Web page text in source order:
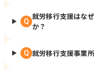
Q
就労移行支援はな
か？
Q 就労移行支援事業